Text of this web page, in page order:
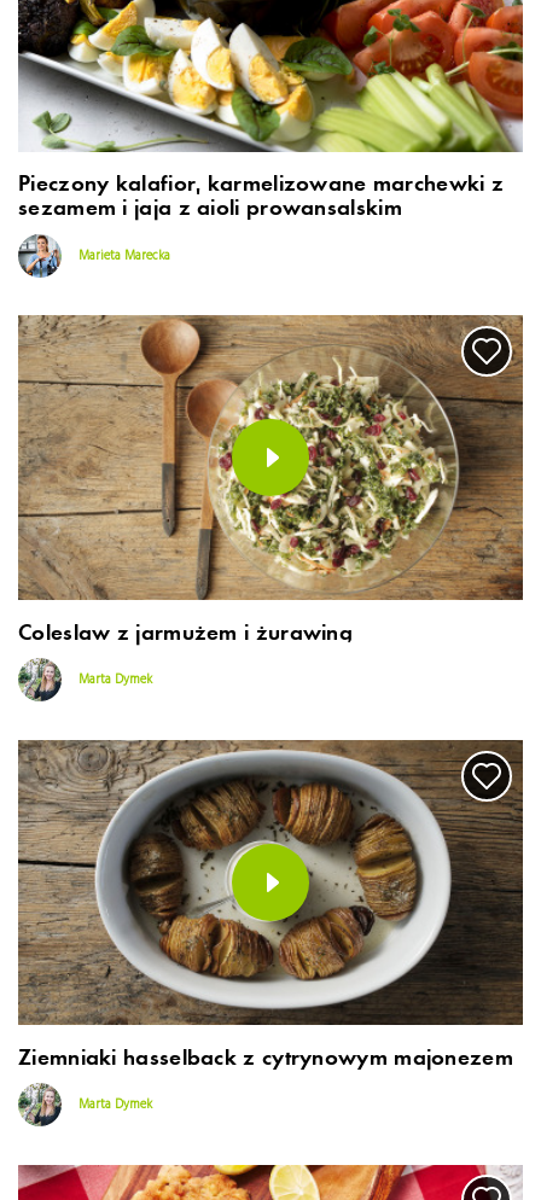
Pieczony kalafior, karmelizowane marchewki z
sezamem i jaja z aioli prowansalskim
Marieta Marecka
Coleslaw z jarmużem i żurawiną
Marta Dymek
Ziemniaki hasselback z cytrynowym majonezem
Marta Dymek